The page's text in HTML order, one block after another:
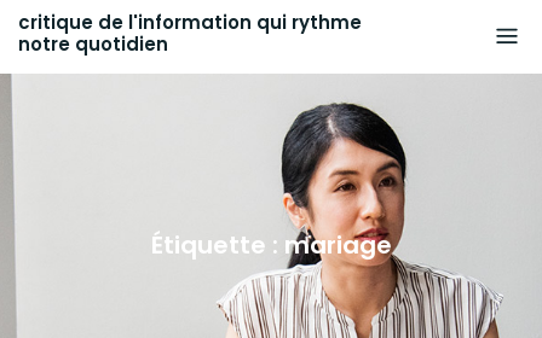
Skip
content
critique de l'information qui rythme
notre quotidien
Étiquette : mariage